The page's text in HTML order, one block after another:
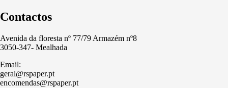
Contactos
Avenida da floresta nº 77/79 Armazém nº8
3050-347- Mealhada
Email:
geral@rspaper.pt
encomendas@rspaper.pt